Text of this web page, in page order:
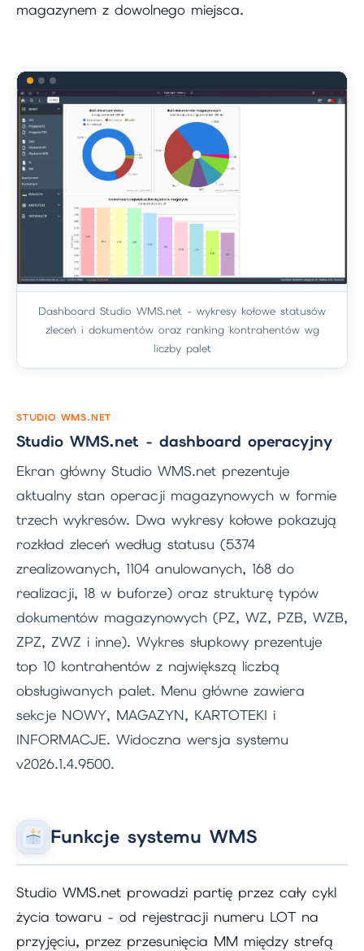
magazynem z dowolnego miejsca.
Dashboard Studio WMS.net - wykresy kołowe statusów
zleceń i dokumentów oraz ranking kontrahentów wg
liczby palet
STUDIO WMS.NET
Studio WMS.net - dashboard operacyjny
Ekran główny Studio WMS.net prezentuje
aktualny stan operacji magazynowych w formie
trzech wykresów. Dwa wykresy kołowe pokazują
rozkład zleceń według statusu (5374
zrealizowanych, 1104 anulowanych, 168 do
realizacji, 18 w buforze) oraz strukturę typów
dokumentów magazynowych (PZ, WZ, PZB, WZB,
ZPZ, ZWZ i inne). Wykres słupkowy prezentuje
top 10 kontrahentów z największą liczbą
obsługiwanych palet. Menu główne zawiera
sekcje NOWY, MAGAZYN, KARTOTEKI i
INFORMACJE. Widoczna wersja systemu
v2026.1.4.9500.
Funkcje systemu WMS
Studio WMS.net prowadzi partię przez cały cykl
życia towaru - od rejestracji numeru LOT na
przyjęciu, przez przesunięcia MM między strefą